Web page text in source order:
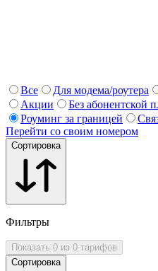
Все Для модема/роутера
Акции
Без абонентской
Роуминг за границей
Перейти со своим номером
Сортировка
Фильтры
Показать 0 из 0 тарифов
Сортировка